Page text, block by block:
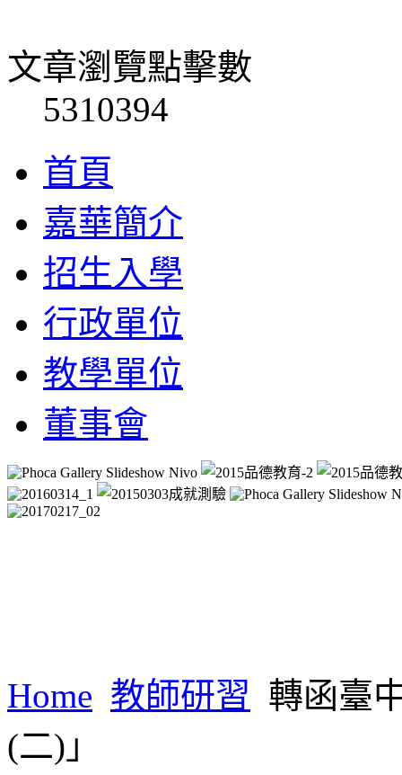
文章瀏覽點擊數
5310394
首頁
嘉華簡介
招生入學
行政單位
教學單位
董事會
Home 教師研習 轉函臺
(二)」